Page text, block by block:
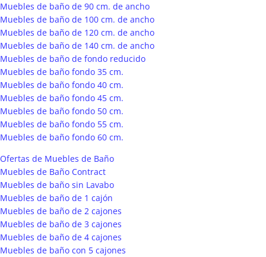
Muebles de baño de 90 cm. de ancho
Muebles de baño de 100 cm. de ancho
Muebles de baño de 120 cm. de ancho
Muebles de baño de 140 cm. de ancho
Muebles de baño de fondo reducido
Muebles de baño fondo 35 cm.
Muebles de baño fondo 40 cm.
Muebles de baño fondo 45 cm.
Muebles de baño fondo 50 cm.
Muebles de baño fondo 55 cm.
Muebles de baño fondo 60 cm.
Ofertas de Muebles de Baño
Muebles de Baño Contract
Muebles de baño sin Lavabo
Muebles de baño de 1 cajón
Muebles de baño de 2 cajones
Muebles de baño de 3 cajones
Muebles de baño de 4 cajones
Muebles de baño con 5 cajones